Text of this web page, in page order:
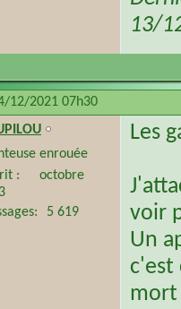
13/
12/2021 07h30
enrouée
octobre
5 619
Les
voir
Un
c'est
mort